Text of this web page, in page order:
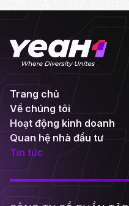
Trang chủ
Về chúng tôi
Hoạt động kinh doanh
Quan hệ nhà đầu tư
Tin tức